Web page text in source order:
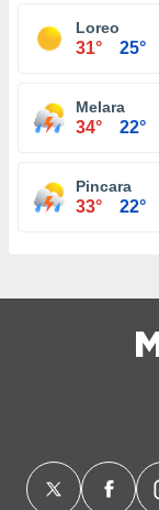
Loreo
31° 25°
Melara
34° 22°
Pincara
33° 22°